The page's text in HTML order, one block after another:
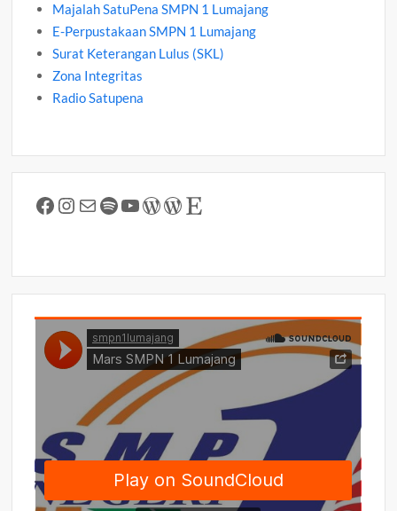
Majalah SatuPena SMPN 1 Lumajang
E-Perpustakaan SMPN 1 Lumajang
Surat Keterangan Lulus (SKL)
Zona Integritas
Radio Satupena
Facebook
Instagram
MailSpotify
YouTube
WordPress
WordPress
Etsy